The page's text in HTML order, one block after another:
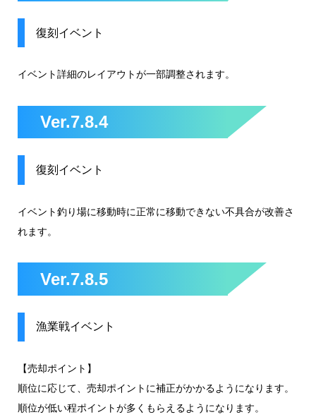
復刻イベント
イベント詳細のレイアウトが一部調整されます。
Ver.7.8.4
復刻イベント
イベント釣り場に移動時に正常に移動できない不具合が改善さ
れます。
Ver.7.8.5
漁業戦イベント
【売却ポイント】
順位に応じて、売却ポイントに補正がかかるようになります。
順位が低い程ポイントが多くもらえるようになります。